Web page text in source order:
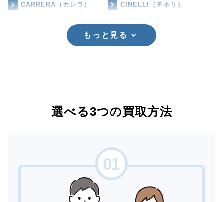
CARRERA（カレラ） CINELLI（チネリ）
もっと見る
選べる3つの買取方法